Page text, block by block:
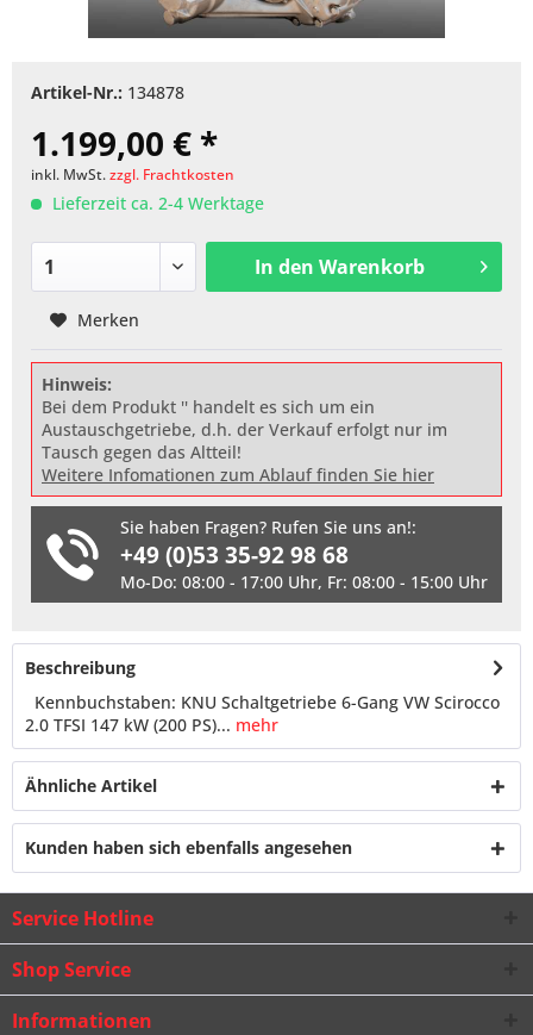
Artikel-Nr.: 134878
1.199,00 € *
inkl. MwSt.zzgl. Frachtkosten
Lieferzeit ca. 2-4 Werktage
In den Warenkorb
Merken
Hinweis:
Bei dem Produkt '' handelt es sich um ein
Austauschgetriebe, d.h. der Verkauf erfolgt nur im
Tausch gegen das Altteil!
Weitere Infomationen zum Ablauf finden Sie hier
Sie haben Fragen? Rufen Sie uns an!:
+49 (0)53 35-92 98 68
Mo-Do: 08:00 - 17:00 Uhr, Fr: 08:00 - 15:00 Uhr
Beschreibung
Kennbuchstaben: KNU Schaltgetriebe 6-Gang VW Scirocco
2.0 TFSI 147 kW (200 PS)... mehr
Ähnliche Artikel
Kunden haben sich ebenfalls angesehen
Service Hotline
Shop Service
Informationen